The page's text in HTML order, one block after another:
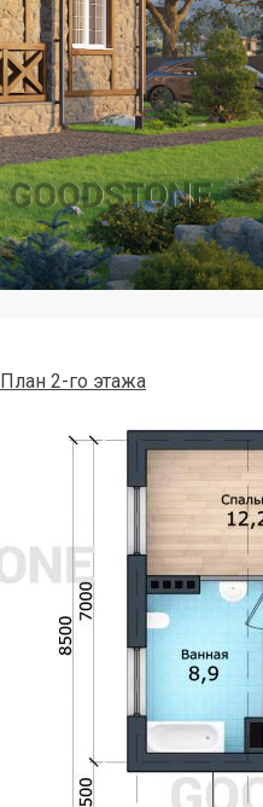
План 2-го этажа